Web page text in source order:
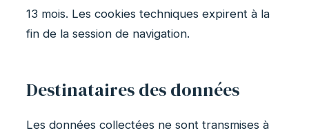
13 mois. Les cookies techniques expirent à la
fin de la session de navigation.
Destinataires des données
Les données collectées ne sont transmises à